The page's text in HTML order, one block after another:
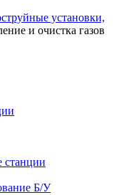
установки,
и очистка газов
станции
Б/У